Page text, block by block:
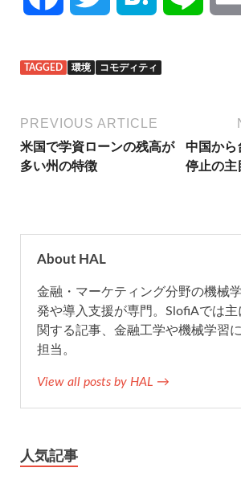
c
e
b
o
i
t
t
r
t
n
TAGGED 環境 コモディティ
PREVIOUS ARTICLE
米国で学資ローンの残高が
多い州の特徴
中国から
停止の主
About HAL
金融・マーケティング分野の機械
発や導入支援が専門。SlofiAでは主
関する記事、金融工学や機械学習
担当。
View all posts by HAL →
人気記事